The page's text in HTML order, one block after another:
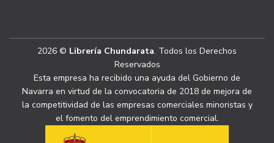
2026 © Librería Chundarata. Todos los Derechos
Reservados
Esta empresa ha recibido una ayuda del Gobierno de
Navarra en virtud de la convocatoria de 2018 de mejora de
la competitividad de las empresas comerciales minoristas y
el fomento del emprendimiento comercial.